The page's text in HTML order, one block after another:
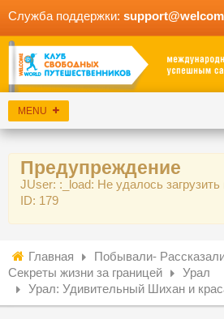
Служба поддержки:
Предупреждение
JUser: :_load: Не удалось загрузить
ID: 179
Главная
Побывали-
Секреты жизни за границей
Урал
Урал: Удивительный Шихан и